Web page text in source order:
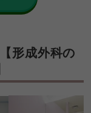
形成外科の